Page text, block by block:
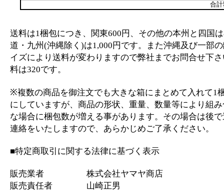
合
送料は1梱包につき、関東600円、その他の本州と四国
道・九州(沖縄除く)は1,000円です。また沖縄及び一部
イズにより送料が変わりますので弊社までお問合せ下
料は320です。
※複数の商品を御注文でも大きな箱にまとめて入れて1
にしていますが、商品の形状、重量、数量等により組
な場合に梱包数が増える事があります。その場合は後
連絡をいたしますので、あらかじめご了承ください。
■特定商取引に関する法律に基づく表示
販売業者 株式会社ヤマヤ商店
販売責任者 山崎正男